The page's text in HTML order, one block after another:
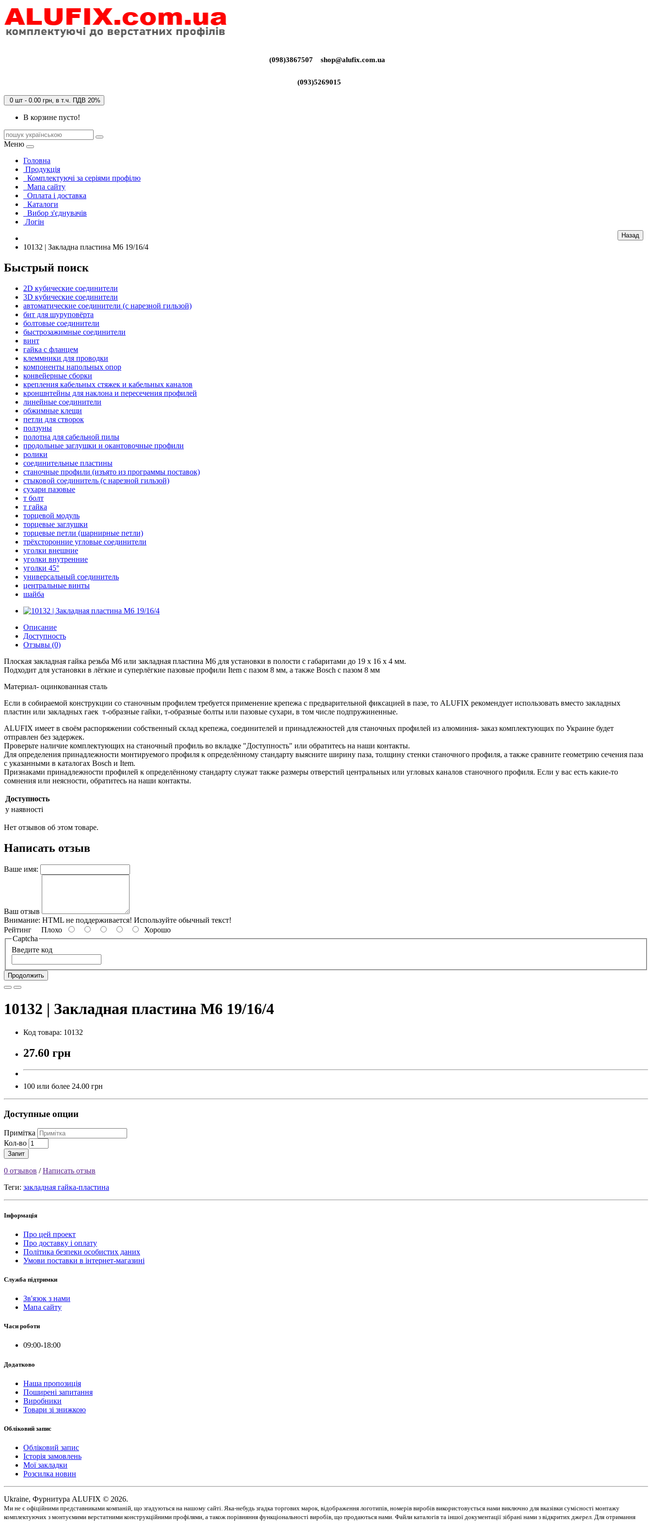
(098)3867507 shop@alufix.com.ua
(093)5269015
0 шт - 0.00 грн, в т.ч. ПДВ 20%
В корзине пусто!
Меню
Головна
Продукція
Комплектуючі за серіями профілю
Мапа сайту
Оплата і доставка
Каталоги
Вибор з'єднувачів
Логін
10132 | Закладна пластина М6 19/16/4
Быстрый поиск
2D кубические соединители
3D кубические соединители
автоматические соединители (с нарезной гильзой)
бит для шуруповёрта
болтовые соединители
быстрозажимные соединители
винт
гайка с фланцем
клеммники для проводки
компоненты напольных опор
конвейерные сборки
крепления кабельных стяжек и кабельных каналов
кроншнтейны для наклона и пересечения профилей
линейные соединители
обжимные клещи
петли для створок
ползуны
полотна для сабельной пилы
продольные заглушки и окантовочные профили
ролики
соединительные пластины
станочные профили (изъято из программы поставок)
стыковой соединитель (с нарезной гильзой)
сухари пазовые
т болт
т гайка
торцевой модуль
торцевые заглушки
торцевые петли (шарнирные петли)
трёхсторонние угловые соединители
уголки внешние
уголки внутренние
уголки 45°
универсальный соединитель
центральные винты
шайба
Описание
Доступность
Отзывы (0)
Плоская закладная гайка резьба М6 или закладная пластина М6 для установки в полости с габаритами до 19 х 16 х 4 мм.
Подходит для установки в лёгкие и суперлёгкие пазовые профили Item с пазом 8 мм, а также Bosch с пазом 8 мм
Материал- оцинкованная сталь
Если в собираемой конструкции со станочным профилем требуется применение крепежа с предварительной фиксацией в пазе, то ALUFIX рекомендует использовать вместо закладных
пластин или закладных гаек т-образные гайки, т-образные болты или пазовые сухари, в том числе подпружиненные.
ALUFIX имеет в своём распоряжении собственный склад крепежа, соединителей и принадлежностей для станочных профилей из алюминия- заказ комплектующих по Украине будет
отправлен без задержек.
Проверьте наличие комплектующих на станочный профиль во вкладке "Доступность" или обратитесь на наши контакты.
Для определения принадлежности монтируемого профиля к определённому стандарту выясните ширину паза, толщину стенки станочного профиля, а также сравните геометрию сечения паза
с указанными в каталогах Bosch и Item.
Признаками принадлежности профилей к определённому стандарту служат также размеры отверстий центральных или угловых каналов станочного профиля. Если у вас есть какие-то
сомнения или неясности, обратитесь на наши контакты.
Доступность
у наявності
Нет отзывов об этом товаре.
Написать отзыв
Ваше имя:
Ваш отзыв
Внимание: HTML не поддерживается! Используйте обычный текст!
Рейтинг Плохо
Хорошо
Captcha
Введите код
Продолжить
10132 | Закладная пластина М6 19/16/4
Код товара: 10132
27.60 грн
100 или более 24.00 грн
Доступные опции
Примітка
Кол-во
Запит
0 отзывов /Написать отзыв
Теги: закладная гайка-пластина
Інформація
Про цей проект
Про доставку і оплату
Політика безпеки особистих даних
Умови поставки в інтернет-магазині
Служба підтримки
Зв'язок з нами
Мапа сайту
Часи роботи
09:00-18:00
Додатково
Наша пропозиція
Поширені запитання
Виробники
Товари зі знижкою
Обліковий запис
Обліковий запис
Історія замовлень
Мої закладки
Розсилка новин
Ukraine, Фурнитура ALUFIX © 2026.
Ми не є офіційними представниками компаній, що згадуються на нашому сайті. Яка-небудь згадка торгових марок, відображення логотипів, номерів виробів використовується нами виключно для вказівки сумісності монтажу
комплектуючих з монтуємими верстатними конструкційними профілями, а також порівняння функціональності виробів, що продаються нами. Файли каталогів та іншої документації зібрані нами з відкритих джерел. Для отримання